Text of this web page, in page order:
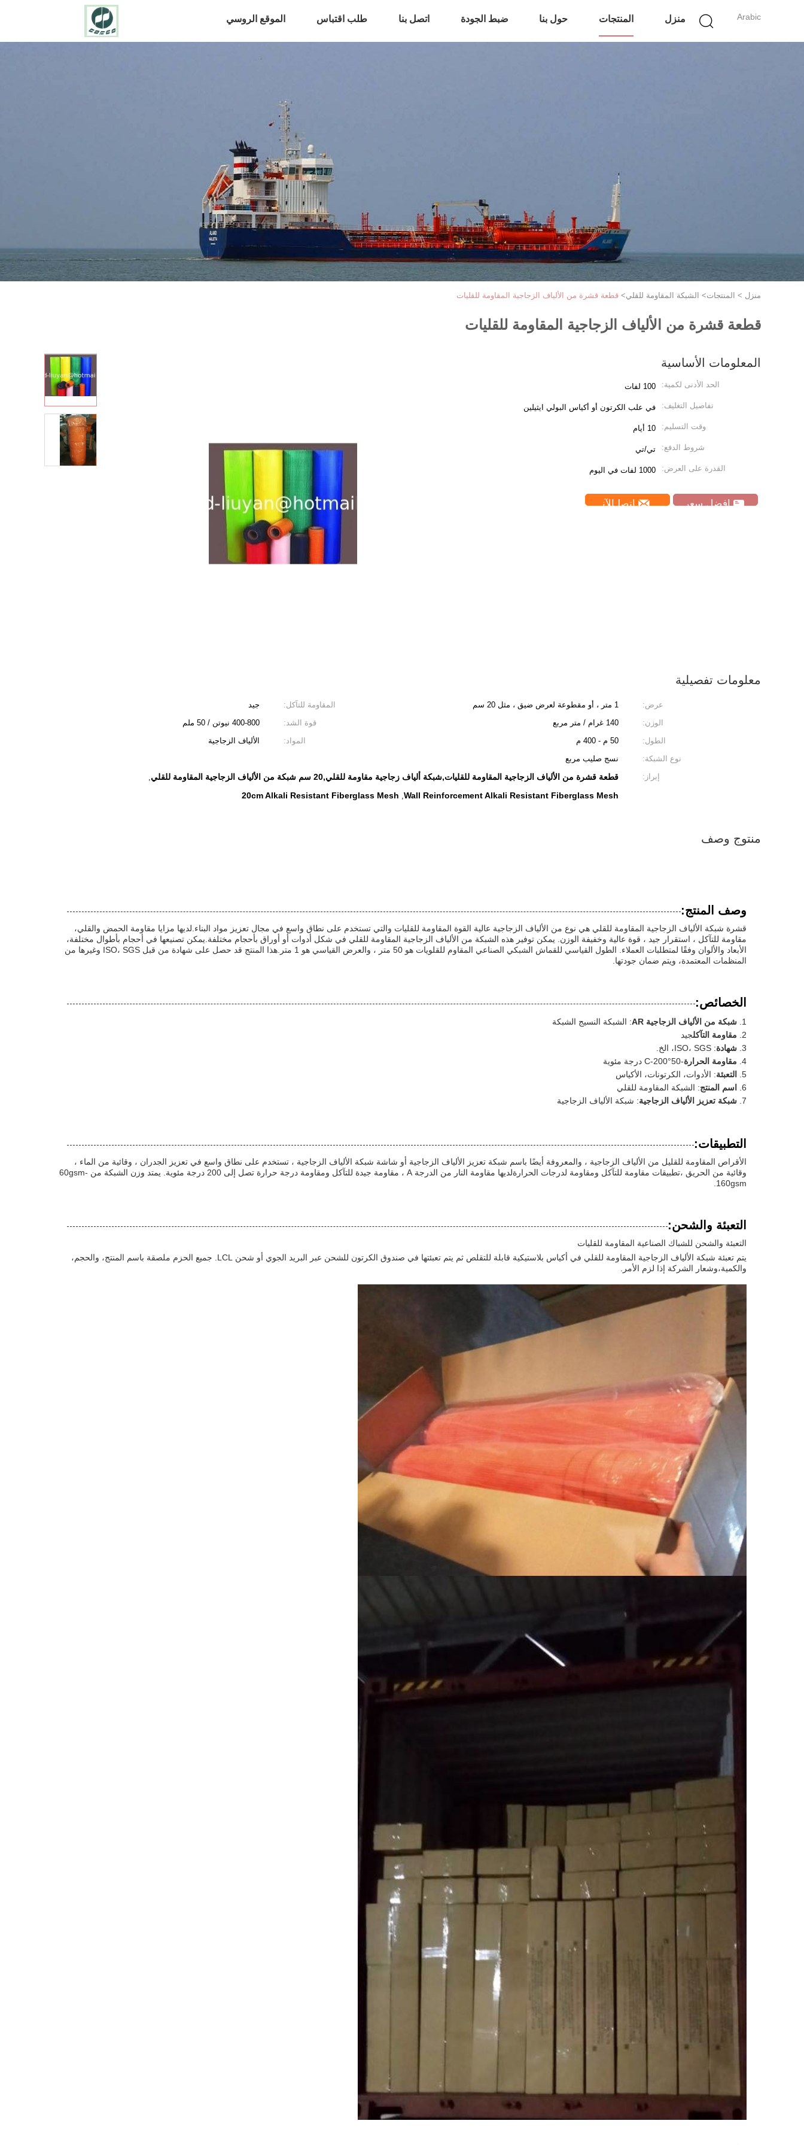
Arabic منزل المنتجات حول بنا ضبط الجودة اتصل بنا طلب اقتباس الموقع الروسي
منزل > المنتجات> الشبكة المقاومة للقلي> قطعة قشرة من الألياف الزجاجية المقاومة للقليات
قطعة قشرة من الألياف الزجاجية المقاومة للقليات
المعلومات الأساسية
الحد الأدنى لكمية: 100 لفات
تفاصيل التغليف: في علب الكرتون أو أكياس البولي ايثيلين
وقت التسليم: 10 أيام
شروط الدفع: تي/تي
القدرة على العرض: 1000 لفات في اليوم
افضل سعر ﺎﺘﺼﻟ ﺍﻶﻧ
معلومات تفصيلية
عرض: 1 متر ، أو مقطوعة لعرض ضيق ، مثل 20 سم المقاومة للتآكل:
جيد
الوزن:
140 غرام / متر مربع قوة الشد:
400-800 نيوتن / 50 ملم
الطول:
50 م - 400 م المواد:
الألياف الزجاجية
نوع الشبكة:
نسج صليب مربع
إبراز:
قطعة قشرة من الألياف الزجاجية المقاومة للقليات,شبكة ألياف زجاجية مقاومة للقلي,20 سم شبكة من الألياف الزجاجية المقاومة للقلي ,
Wall Reinforcement Alkali Resistant Fiberglass Mesh
,
20cm Alkali Resistant Fiberglass Mesh
منتوج وصف
وصف المنتج:
قشرة شبكة الألياف الزجاجية المقاومة للقلي هي نوع من الألياف الزجاجية عالية القوة المقاومة للقليات والتي تستخدم على نطاق واسع في مجال تعزيز مواد البناء.لديها مزايا مقاومة الحمض والقلي،
مقاومة للتآكل ، استقرار جيد ، قوة عالية وخفيفة الوزن. يمكن توفير هذه الشبكة من الألياف الزجاجية المقاومة للقلي في شكل أدوات أو أوراق بأحجام مختلفة.يمكن تصنيعها في أحجام بأطوال مختلفة،
الأبعاد والألوان وفقًا لمتطلبات العملاء. الطول القياسي للقماش الشبكي الصناعي المقاوم للقلويات هو 50 متر ، والعرض القياسي هو 1 متر.هذا المنتج قد حصل على شهادة من قبل ISO، SGS وغيرها من
المنظمات المعتمدة، ويتم ضمان جودتها.
الخصائص:
شبكة من الألياف الزجاجية AR
: الشبكة النسيج الشبكة
مقاومة التآكلجيد
شهادة: ISO، SGS، الخ.
مقاومة الحرارة-50
°C-200 درجة مئوية
التعبئة: الأدوات، الكرتونات، الأكياس
اسم المنتج: الشبكة المقاومة للقلي
شبكة تعزيز الألياف الزجاجية: شبكة الألياف الزجاجية
التطبيقات:
الأقراص المقاومة للقليل من الألياف الزجاجية ، والمعروفة أيضًا باسم شبكة تعزيز الألياف الزجاجية أو شاشة شبكة الألياف الزجاجية ، تستخدم على نطاق واسع في تعزيز الجدران ، وقائية من الماء ،
وقائية من الحريق ،تطبيقات مقاومة للتآكل ومقاومة لدرجات الحرارةلديها مقاومة النار من الدرجة A ، مقاومة جيدة للتآكل ومقاومة درجة حرارة تصل إلى 200 درجة مئوية. يمتد وزن الشبكة من 60gsm-
160gsm.
التعبئة والشحن:
التعبئة والشحن للشباك الصناعية المقاومة للقليات
يتم تعبئة شبكة الألياف الزجاجية المقاومة للقلي في أكياس بلاستيكية قابلة للتقلص ثم يتم تعبئتها في صندوق الكرتون للشحن عبر البريد الجوي أو شحن LCL. جميع الحزم ملصقة باسم المنتج، والحجم،
والكمية،وشعار الشركة إذا لزم الأمر.